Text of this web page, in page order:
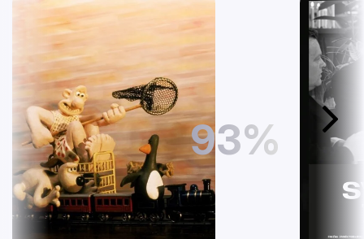
Další
93%